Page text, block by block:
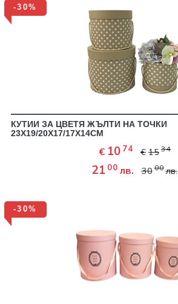
-30%
КУТИИ ЗА ЦВЕТЯ ЖЪЛТИ НА ТОЧКИ
23Х19/20Х17/17Х14СМ
€ 10 74 € 15 34
21 00 лв. 30 00 лв.
-30%